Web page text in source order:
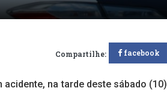
Compartilhe: facebook
acidente, na tarde deste sábado